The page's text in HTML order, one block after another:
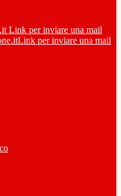
Link per inviare una mail
Link per inviare una mail